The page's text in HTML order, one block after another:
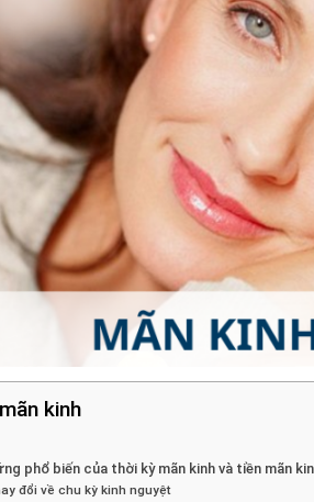
kinh
phổ biến của thời kỳ mãn kinh và tiền mãn
đổi về chu kỳ kinh nguyệt